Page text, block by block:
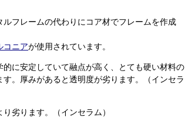
フレームの代わりにコア材でフレームを作成
コニアが使用されています。
的に安定していて融点が高く、とても硬い材料の
。厚みがあると透明度が劣ります。（インセラ
劣ります。（インセラム）